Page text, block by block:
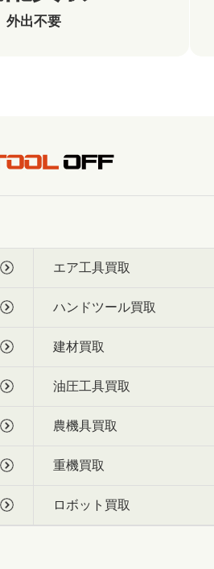
外出不要
エア工具買取
ハンドツール買取
建材買取
油圧工具買取
農機具買取
重機買取
ロボット買取